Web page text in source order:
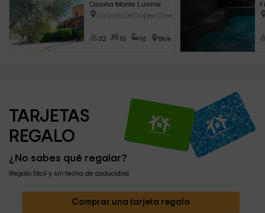
Casona Monte Lumina
Calzada De Oropesa (Toledo)
32 16 16 8km
TARJETAS
REGALO
¿No sabes qué regalar?
Regalo fácil y sin fecha de caducidad
Comprar una tarjeta regalo